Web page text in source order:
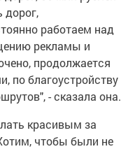
дорог,
работаем над
рекламы и
продолжается
по благоустройству
- сказала она.
красивым за
чтобы были не